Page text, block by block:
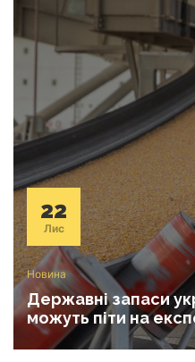
22
Лис
Новина
Державні запаси
можуть піти на